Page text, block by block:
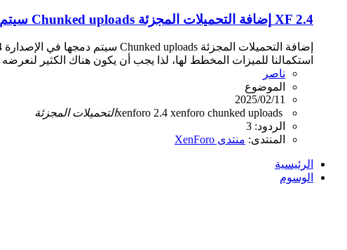
XF 2.4 إضافة التحميلات المجزئة Chunked uploads سيتم دمجها في الإصدارة XenForo 2.4
استكمالنا للميزات المخطط لها، لذا يجب أن يكون هناك الكثير
ناصر
الموضوع
2025/02/11
chunked uploads
xenforo
xenforo 2.4التحميلات المجزئة
الردود: 3
المنتدى: منتدى XenForo
الرئيسية
الوسوم